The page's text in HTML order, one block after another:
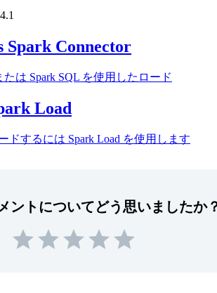
Spark Connector
たは Spark SQL を使用したロード
Load
ドするには Spark Load を使用します
ントについてどう思いましたか